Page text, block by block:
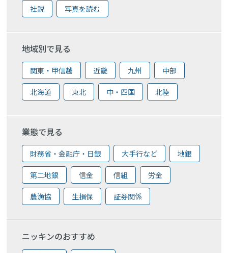
社説 写真を読む
地域別で見る
関東・甲信越 近畿 九州 中部
北海道 東北 中・四国 北陸
業態で見る
財務省・金融庁・日銀 大手行など 地銀
第二地銀 信金 信組 労金
農漁協 生損保 証券関係
ニッキンのおすすめ